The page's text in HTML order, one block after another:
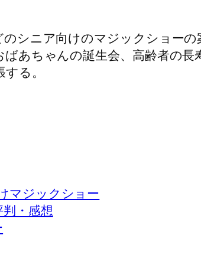
シニア向けのマジックショーの
あちゃんの誕生会、高齢者の
る。
マジックショー
・感想